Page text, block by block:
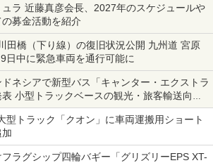
ラ 近藤真彦会長、2027年のスケジュールや
募金活動を紹介
田橋（下り線）の復旧状況公開 九州道 宮原
日中に緊急車両を通行可能に
ネシアで新型バス「キャンター・エクストラ
小型トラックベースの観光・旅客輸送向け
型トラック「クオン」に車両運搬用ショート
ラグシップ四輪バギー「グリズリーEPS XT-